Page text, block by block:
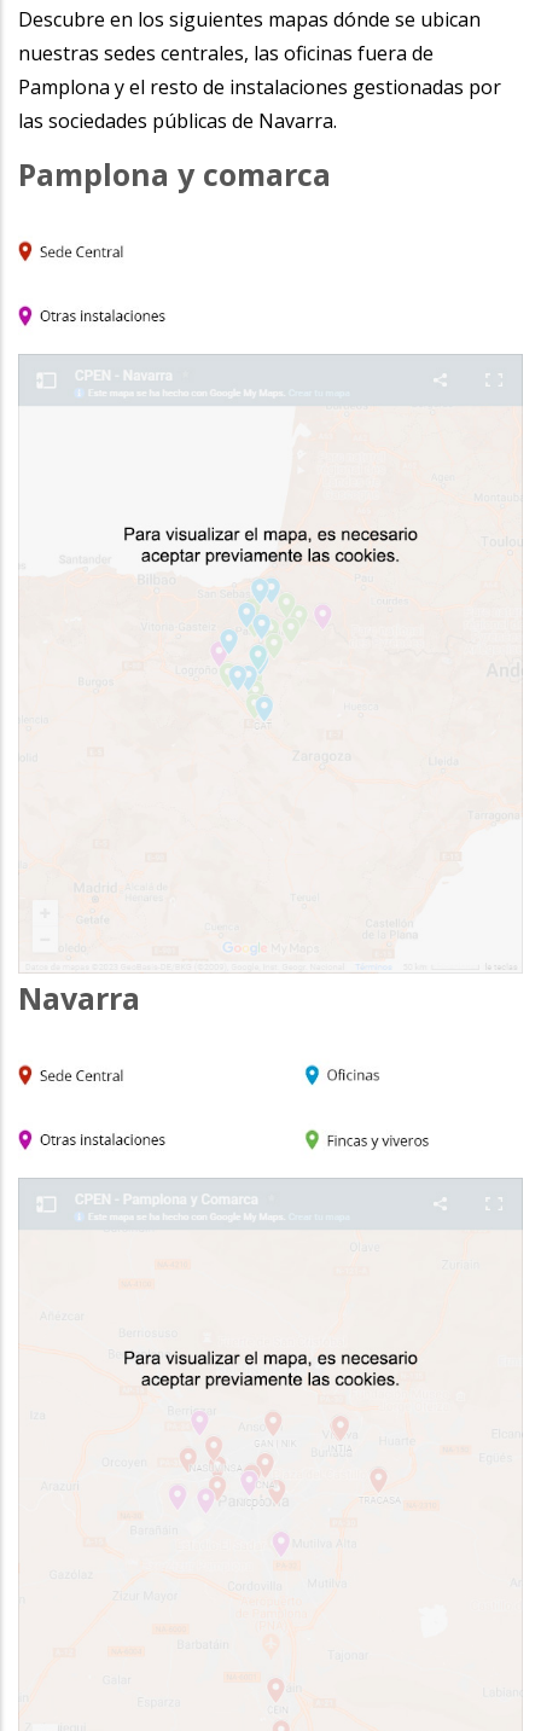
Descubre en los siguientes mapas dónde se ubican
nuestras sedes centrales, las oficinas fuera de
Pamplona y el resto de instalaciones gestionadas por
las sociedades públicas de Navarra.
Pamplona y comarca
Navarra